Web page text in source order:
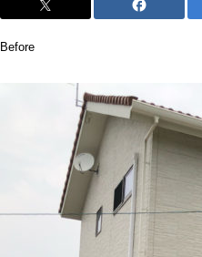
Before